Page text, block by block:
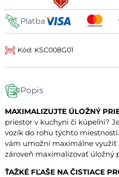
Platba
Kód: KSC008G01
Popis
MAXIMALIZUJTE ÚLOŽNÝ
priestor v kuchyni či kúpeľni?
vozík do rohu týchto
vám umožní maximálne využiť
zároveň maximalizovať úložný
ŤAŽKÉ FĽAŠE NA ČISTIACE